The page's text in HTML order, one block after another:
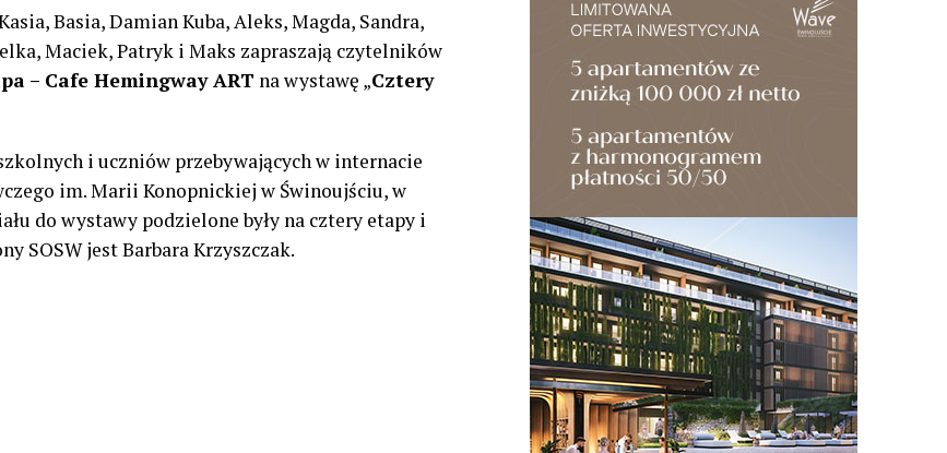
Basia, Damian Kuba, Aleks, Magda, Sandra,
Maciek, Patryk i Maks zapraszają czytelników
– Cafe Hemingway ART na wystawę „Cztery
i uczniów przebywających w internacie
im. Marii Konopnickiej w Świnoujściu, w
do wystawy podzielone były na cztery etapy i
SOSW jest Barbara Krzyszczak.